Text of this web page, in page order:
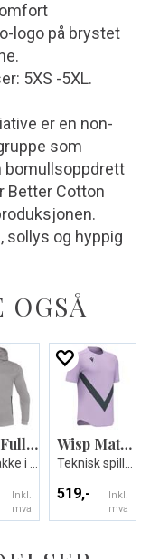
logo på brystet
5XS -5XL.
er en non-
som
bomullsoppdrett
Better Cotton
sollys og hyppig
OGSÅ
Cello Full Zip Hooded Sweatshirt
Inkl.
mva
Wisp Match Day Shirt
519,-
Inkl.
mva